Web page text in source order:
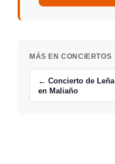
MÁS EN CONCIERTOS
← Concierto de Leña
en Maliaño